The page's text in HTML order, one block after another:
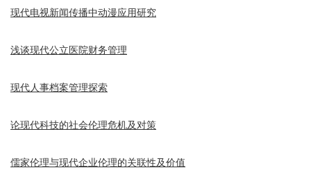
现代电视新闻传播中动漫应用研究
浅谈现代公立医院财务管理
现代人事档案管理探索
论现代科技的社会伦理危机及对策
儒家伦理与现代企业伦理的关联性及价值